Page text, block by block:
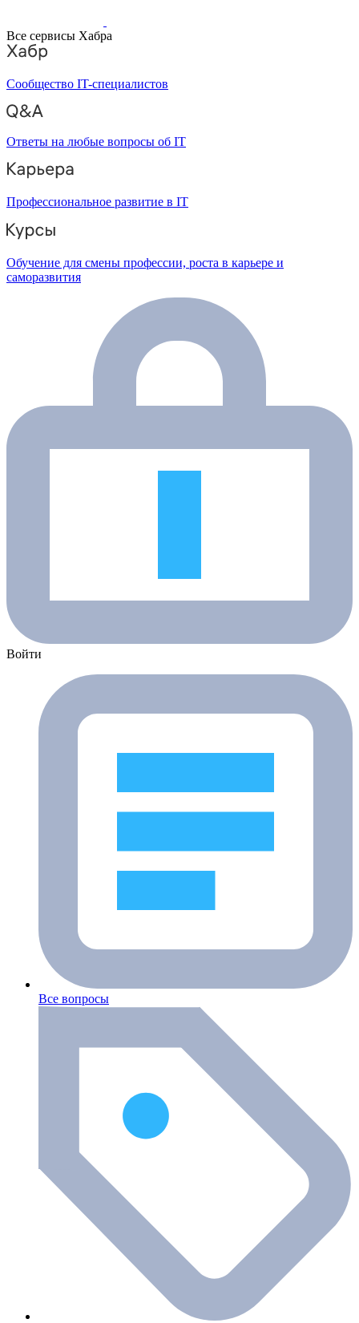
Все сервисы Хабра
Сообщество IT-специалистов
Ответы на любые вопросы об IT
Профессиональное развитие в IT
Обучение для смены профессии, роста в карьере и
саморазвития
Войти
Все вопросы